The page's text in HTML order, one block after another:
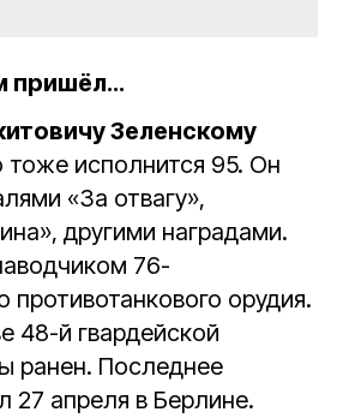
пришёл…
Зеленскому
тоже исполнится 95. Он
«За отвагу»,
другими наградами.
76-
противотанкового орудия.
48-й гвардейской
ранен. Последнее
27 апреля в Берлине.